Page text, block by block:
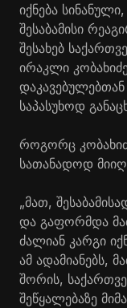
იქნება
შესაბამისი
შესახებ
ირაკლი
საპასუხოდ
როგორც
სათანადოდ
„მათ,
და გაფორმდა
ძალიან კარგი
ამ ადამიანებს,
შორის,
შეწყალებაზე